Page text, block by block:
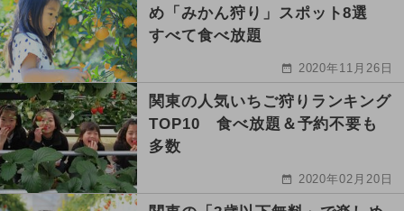
め「みかん狩り」スポット8選
すべて食べ放題
2020年11月26日
関東の人気いちご狩りランキング
TOP10 食べ放題＆予約不要も
多数
2020年02月20日